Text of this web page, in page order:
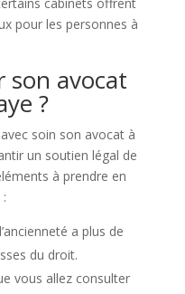
pour les personnes à
son avocat
?
soin son avocat à
un soutien légal de
à prendre en
a plus de
du droit.
vous allez consulter